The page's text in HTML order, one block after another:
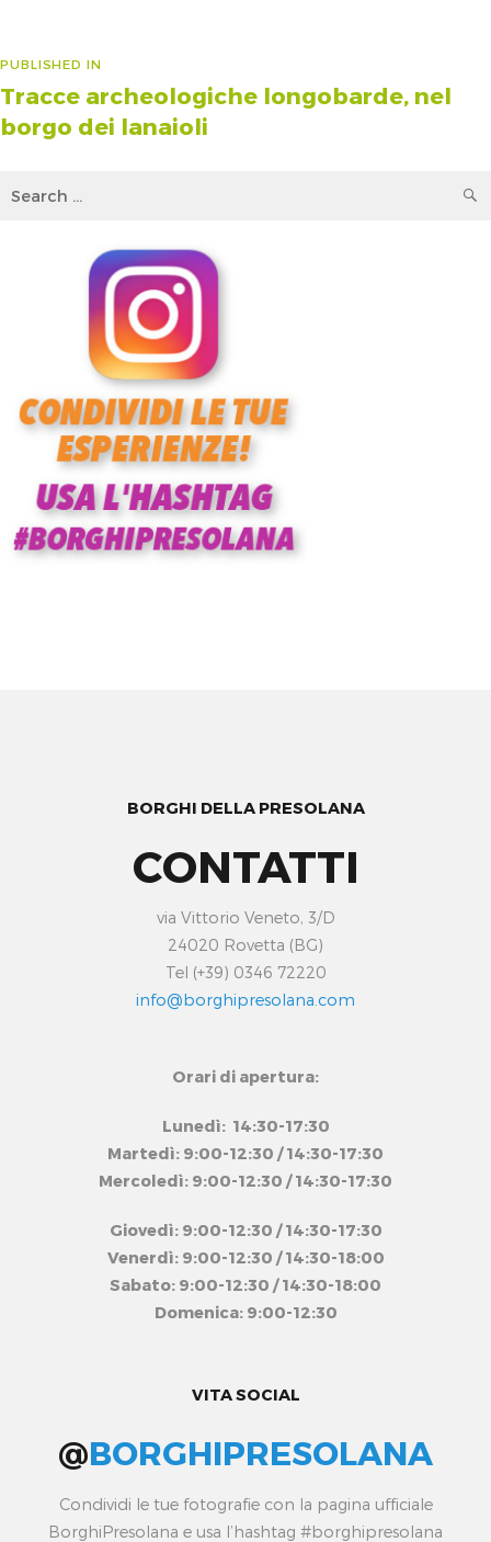
Navigazione
articoli
PUBLISHED IN
Tracce archeologiche longobarde, nel
borgo dei lanaioli
BORGHI DELLA PRESOLANA
CONTATTI
via Vittorio Veneto, 3/D
24020 Rovetta (BG)
Tel (+39) 0346 72220
info@borghipresolana.com
Orari di apertura:
Lunedì: 14:30-17:30
Martedì: 9:00-12:30 / 14:30-17:30
Mercoledì: 9:00-12:30 / 14:30-17:30
Giovedì: 9:00-12:30 / 14:30-17:30
Venerdì: 9:00-12:30 / 14:30-18:00
Sabato: 9:00-12:30 / 14:30-18:00
Domenica: 9:00-12:30
VITA SOCIAL
@BORGHIPRESOLANA
Condividi le tue fotografie con la pagina ufficiale
BorghiPresolana e usa l’hashtag #borghipresolana